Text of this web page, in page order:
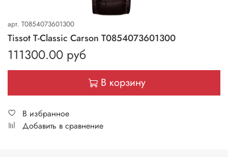
арт. T0854073601300
Tissot T-Classic Carson T0854073601300
111300.00 руб
В корзину
В избранное
Добавить в сравнение